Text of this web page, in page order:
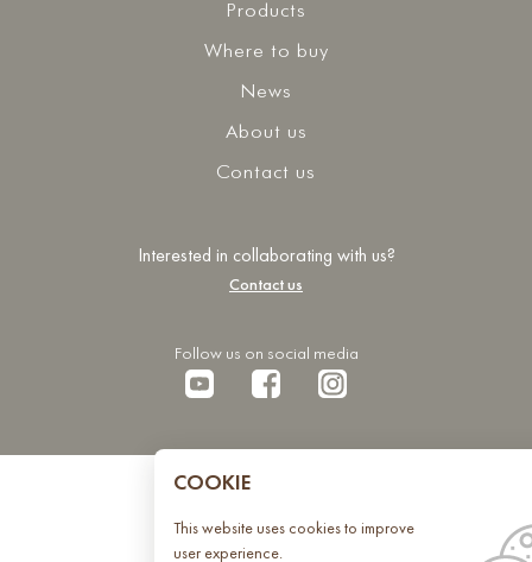
Products
Where to buy
News
About us
Contact us
Follow us on social media
Interested in collaborating with us?
Contact us
COOKIE
This website uses cookies to improve
user experience.